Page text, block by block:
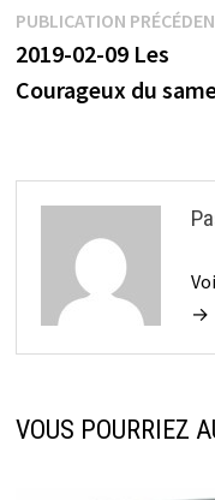
Navigation
de
l’article
PUBLICATION
2019-02-09 Les
Courageux du
→
VOUS POURRIEZ